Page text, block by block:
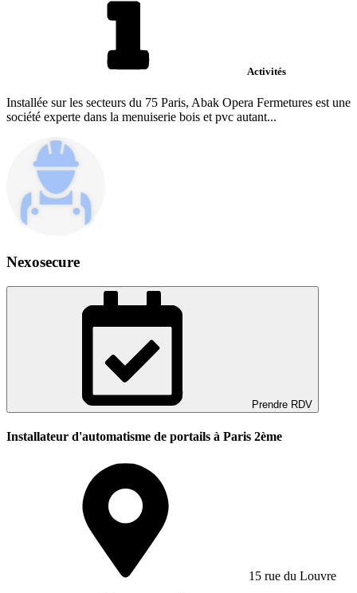
Activités
Installée sur les secteurs du 75 Paris, Abak Opera Fermetures est une
société experte dans la menuiserie bois et pvc autant...
Nexosecure
Prendre RDV
Installateur d'automatisme de portails à Paris 2ème
15 rue du Louvre